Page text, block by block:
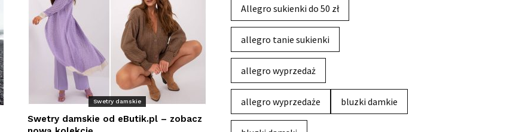
Swetry damskie
Swetry damskie od eButik.pl – zobacz
Allegro sukienki do 50 zł
allegro tanie sukienki
allegro wyprzedaż
allegro wyprzedaże bluzki damkie